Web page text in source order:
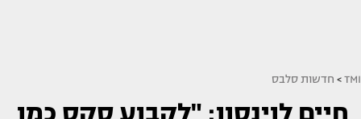
TMI
> חדשות סלבס
חיים לוינסון: "לקבוע סקס כמו